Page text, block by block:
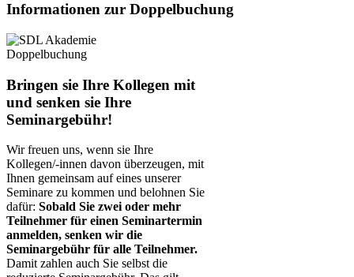
Informationen zur Doppelbuchung
Bringen sie Ihre Kollegen mit
und senken sie Ihre
Seminargebühr!
Wir freuen uns, wenn sie Ihre
Kollegen/-innen davon überzeugen, mit
Ihnen gemeinsam auf eines unserer
Seminare zu kommen und belohnen Sie
dafür: Sobald Sie zwei oder mehr
Teilnehmer für einen Seminartermin
anmelden, senken wir die
Seminargebühr für alle Teilnehmer.
Damit zahlen auch Sie selbst die